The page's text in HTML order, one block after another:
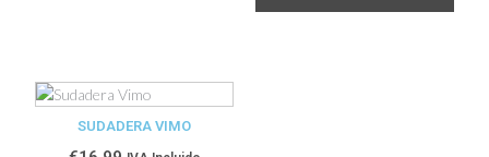
SUDADERA VIMO